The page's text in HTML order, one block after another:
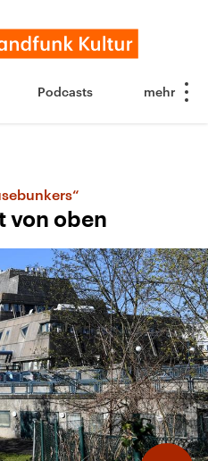
Podcasts
von oben